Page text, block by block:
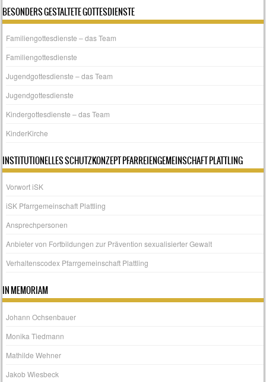
BESONDERS GESTALTETE GOTTESDIENSTE
Familiengottesdienste – das Team
Familiengottesdienste
Jugendgottesdienste – das Team
Jugendgottesdienste
Kindergottesdienste – das Team
KinderKirche
INSTITUTIONELLES SCHUTZKONZEPT PFARREIENGEMEINSCHAFT PLATTLING
Vorwort iSK
iSK Pfarrgemeinschaft Plattling
Ansprechpersonen
Anbieter von Fortbildungen zur Prävention sexualisierter Gewalt
Verhaltenscodex Pfarrgemeinschaft Plattling
IN MEMORIAM
Johann Ochsenbauer
Monika Tiedmann
Mathilde Wehner
Jakob Wiesbeck